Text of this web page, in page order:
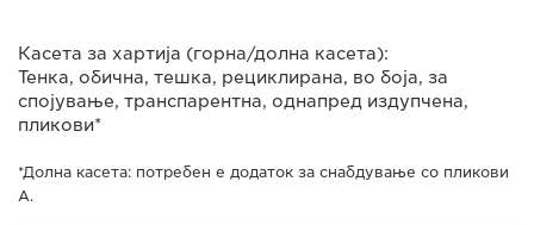
Касета за хартија (горна/долна касета):
Тенка, обична, тешка, рециклирана, во боја, за
спојување, транспарентна, однапред издупчена,
пликови*
*Долна касета: потребен е додаток за снабдување со пликови
A.